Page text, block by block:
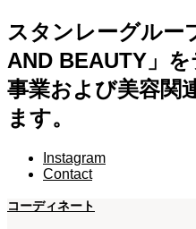
スタンレーグルー
AND BEAUTY」
事業および美容関
ます。
Instagram
Contact
コーディネート